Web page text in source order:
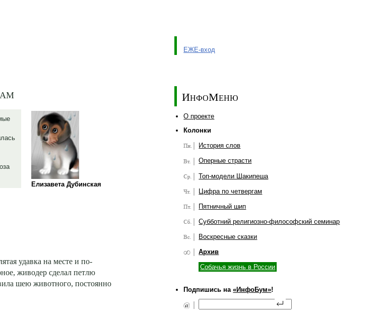
ЕЖЕ-вход
Елизавета Дубинская
удавка на месте и по-
живодер сделал петлю
шею животного, постоянно
ИнфоМеню
О проекте
Колонки
История слов
Оперные страсти
Топ-модели Шакипеша
Цифра по четвергам
Пятничный шип
Субботний религиозно-философский семинар
Воскресные сказки
Архив
Собачья жизнь в России
Подпишись на«ИнфоБум»!